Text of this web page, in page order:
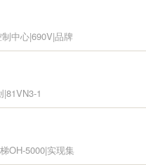
中心|690V|品牌
1
OH-5000|实现集